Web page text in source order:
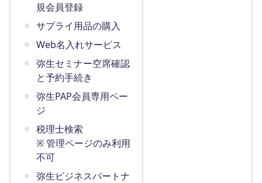
規会員登録
サプライ用品の購入
Web名入れサービス
弥生セミナー空席確認
と予約手続き
弥生PAP会員専用ペー
ジ
税理士検索
※ 管理ページのみ利用
不可
弥生ビジネスパートナ